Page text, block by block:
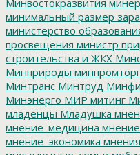
минимальный размер
министерство
просвещения министр
строительства и ЖКХ
Минприроды минпромторг
Минтранс Минтруд
Минэнерго МИР митинг
младенцы Младушка
мнение_медицина
мнение_экономика мнения